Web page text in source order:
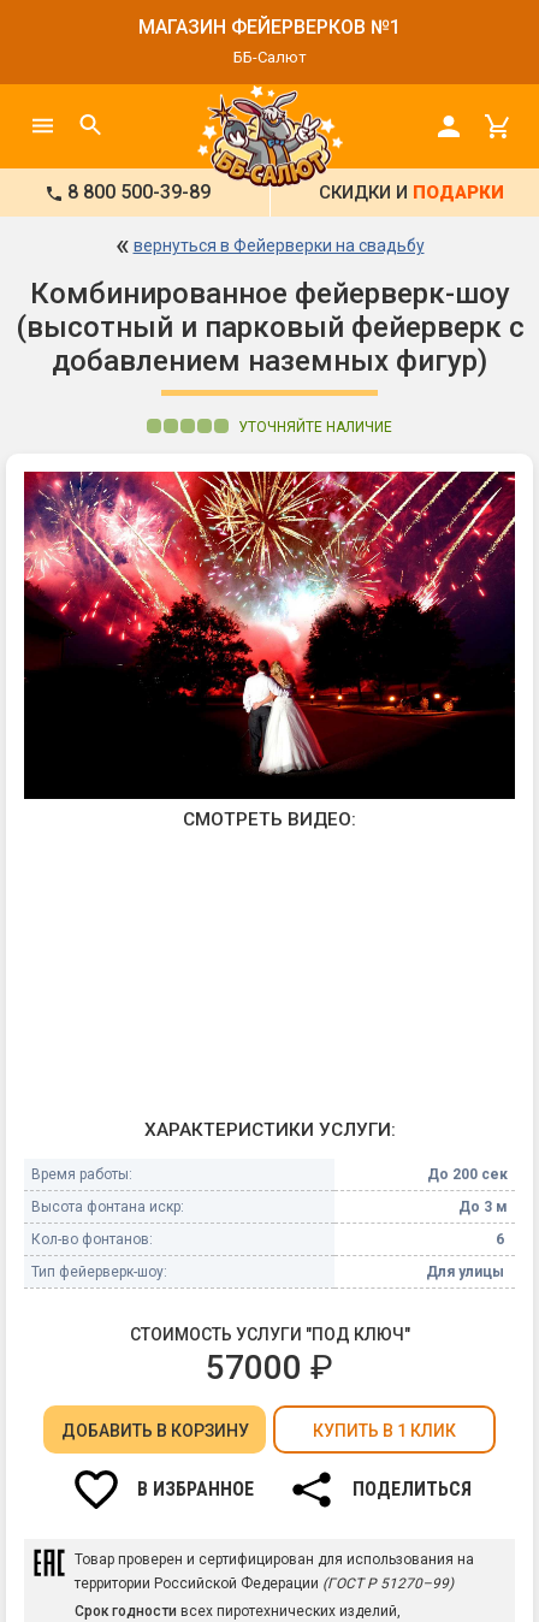
МАГАЗИН ФЕЙЕРВЕРКОВ №1
ББ-Салют
8 800 500-39-89 СКИДКИ И ПОДАРКИ
« вернуться в Фейерверки на свадьбу
Комбинированное фейерверк-шоу
(высотный и парковый фейерверк с
добавлением наземных фигур)
УТОЧНЯЙТЕ НАЛИЧИЕ
СМОТРЕТЬ ВИДЕО:
ХАРАКТЕРИСТИКИ УСЛУГИ:
Время работы:
До 200 сек
Высота фонтана искр:
До 3 м
Кол-во фонтанов:
6
Тип фейерверк-шоу:
Для улицы
СТОИМОСТЬ УСЛУГИ "ПОД КЛЮЧ"
57000 ₽
ДОБАВИТЬ В КОРЗИНУ КУПИТЬ В 1 КЛИК
В ИЗБРАННОЕ ПОДЕЛИТЬСЯ
Товар проверен и сертифицирован для использования на
территории Российской Федерации (ГОСТ Р 51270–99)
Срок годности всех пиротехнических изделий,